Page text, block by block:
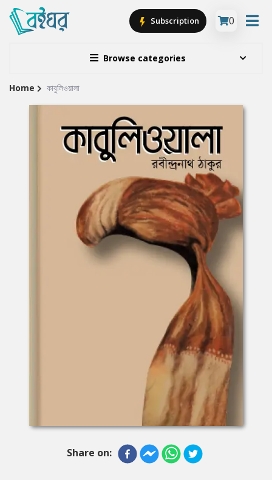
Browse categories
Subscription 0
Site
Home কাবুলিওয়ালা
Share on: